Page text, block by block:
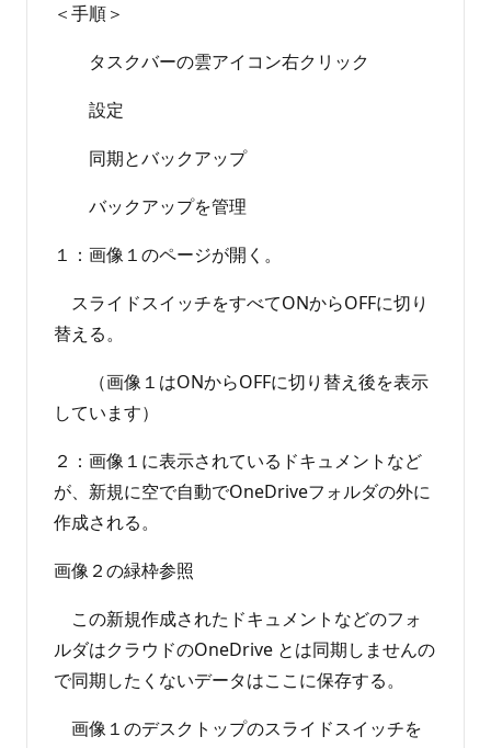
＜手順＞
タスクバーの雲アイコン右クリック
設定
同期とバックアップ
バックアップを管理
１：画像１のページが開く。
スライドスイッチをすべてONからOFFに切り
替える。
（画像１はONからOFFに切り替え後を表示
しています）
２：画像１に表示されているドキュメントなど
が、新規に空で自動でOneDriveフォルダの外に
作成される。
画像２の緑枠参照
この新規作成されたドキュメントなどのフォ
ルダはクラウドのOneDrive とは同期しませんの
で同期したくないデータはここに保存する。
画像１のデスクトップのスライドスイッチを